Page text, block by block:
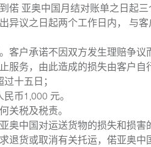
偌 亚奥中国月结对账单之日起
异议之日起两个工作日内， 与
户承诺不因双方发生理赔争议
务，由此造成的损失由客户自
十五日；
币1,000 元。
关税及税责。
奥中国对运送货物的损失和损害
退货或取消有关托运，偌亚奥